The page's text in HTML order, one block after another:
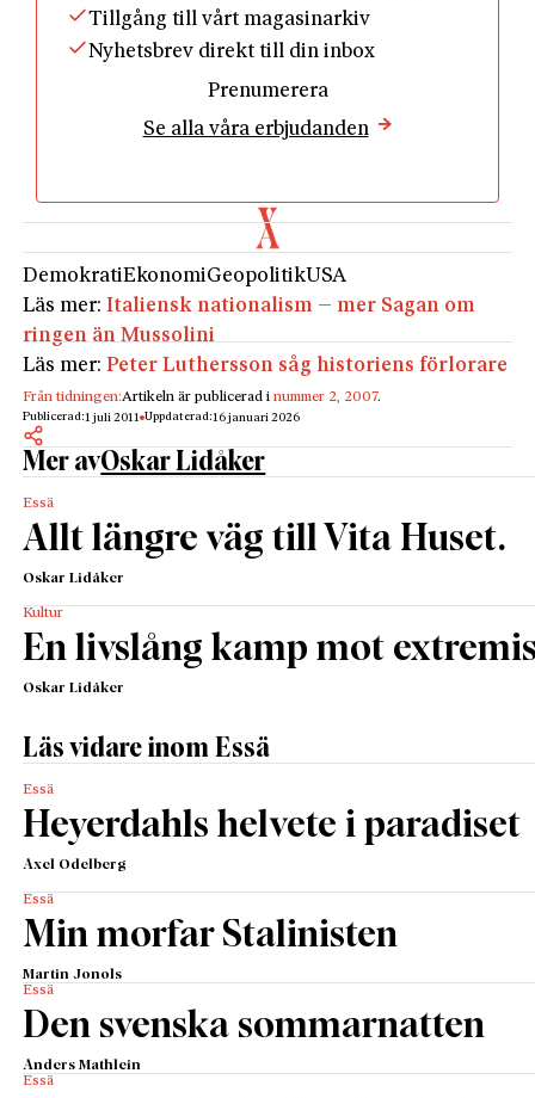
Tillgång till vårt magasinarkiv
Nyhetsbrev direkt till din inbox
Prenumerera
Se alla våra erbjudanden
DemokratiEkonomiGeopolitikUSA
Läs mer:Italiensk nationalism – mer Sagan om
ringen än Mussolini
Läs mer:Peter Luthersson såg historiens förlorare
Från tidningen:Artikeln är publicerad inummer 2, 2007.
Publicerad:1 juli 2011 Uppdaterad:16 januari 2026
Mer avOskar Lidåker
Essä
Allt längre väg till Vita Huset.
Oskar Lidåker
Kultur
En livslång kamp mot
Oskar Lidåker
Läs vidare inom Essä
Essä
Heyerdahls helvete i paradiset
Axel Odelberg
Essä
Min morfar Stalinisten
Martin Jonols
Essä
Den svenska sommarnatten
Anders Mathlein
Essä